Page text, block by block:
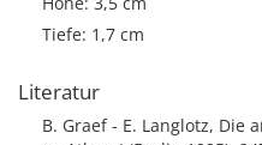
Tiefe: 1,7 cm
Literatur
B. Graef - E. Langlotz, Die